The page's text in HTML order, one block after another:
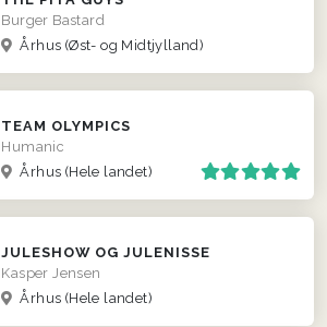
Burger Bastard
Århus (Øst- og Midtjylland)
TEAM OLYMPICS
Humanic
Århus (Hele landet)
JULESHOW OG JULENISSE
Kasper Jensen
Århus (Hele landet)